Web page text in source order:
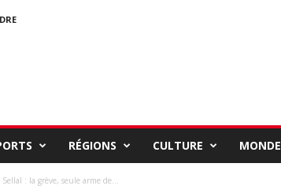
RÉGIONS CULTURE MONDE
: la grève, seule arme de...